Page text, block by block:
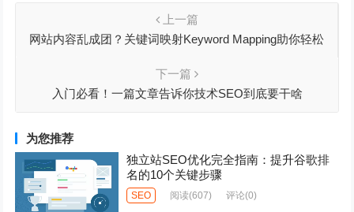
上一篇
网站内容乱成团？关键词映射Keyword Mapping助你轻松
下一篇
入门必看！一篇文章告诉你技术SEO到底要干啥
为您推荐
独立站SEO优化完全指南：提升谷歌排
名的10个关键步骤
SEO 阅读(607) 评论(0)